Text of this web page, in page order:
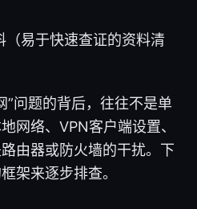
（易于快速查证的资料清
”问题的背后，往往不是单
网络、VPN客户端设置、
由器或防火墙的干扰。下
架来逐步排查。